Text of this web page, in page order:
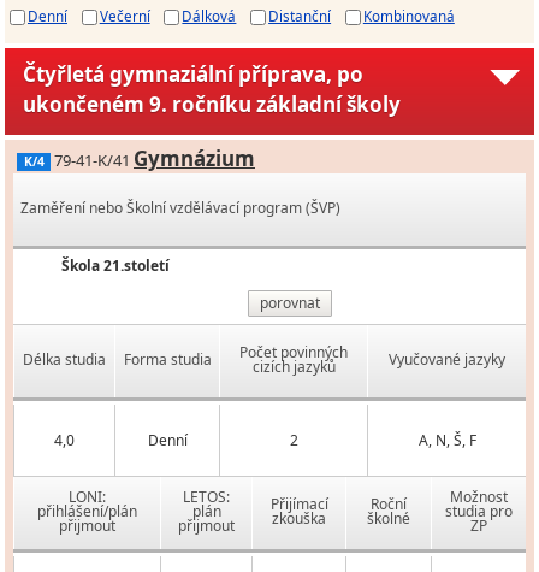
Denní
Večerní Dálková Distanční Kombinovaná
Čtyřletá gymnaziální příprava, po
ukončeném 9. ročníku základní školy
K/4 79-41-K/41 Gymnázium
Zaměření nebo Školní vzdělávací program (ŠVP)
Škola 21.století
porovnat
Délka studia Forma studia Počet povinných
cizích jazyků Vyučované jazyky
4,0 Denní 2 A, N, Š, F
LONI:
přihlášení/plán
přijmout
LETOS:
plán
přijmout
Přijímací
zkouška
Roční
školné
Možnost
studia pro
ZP